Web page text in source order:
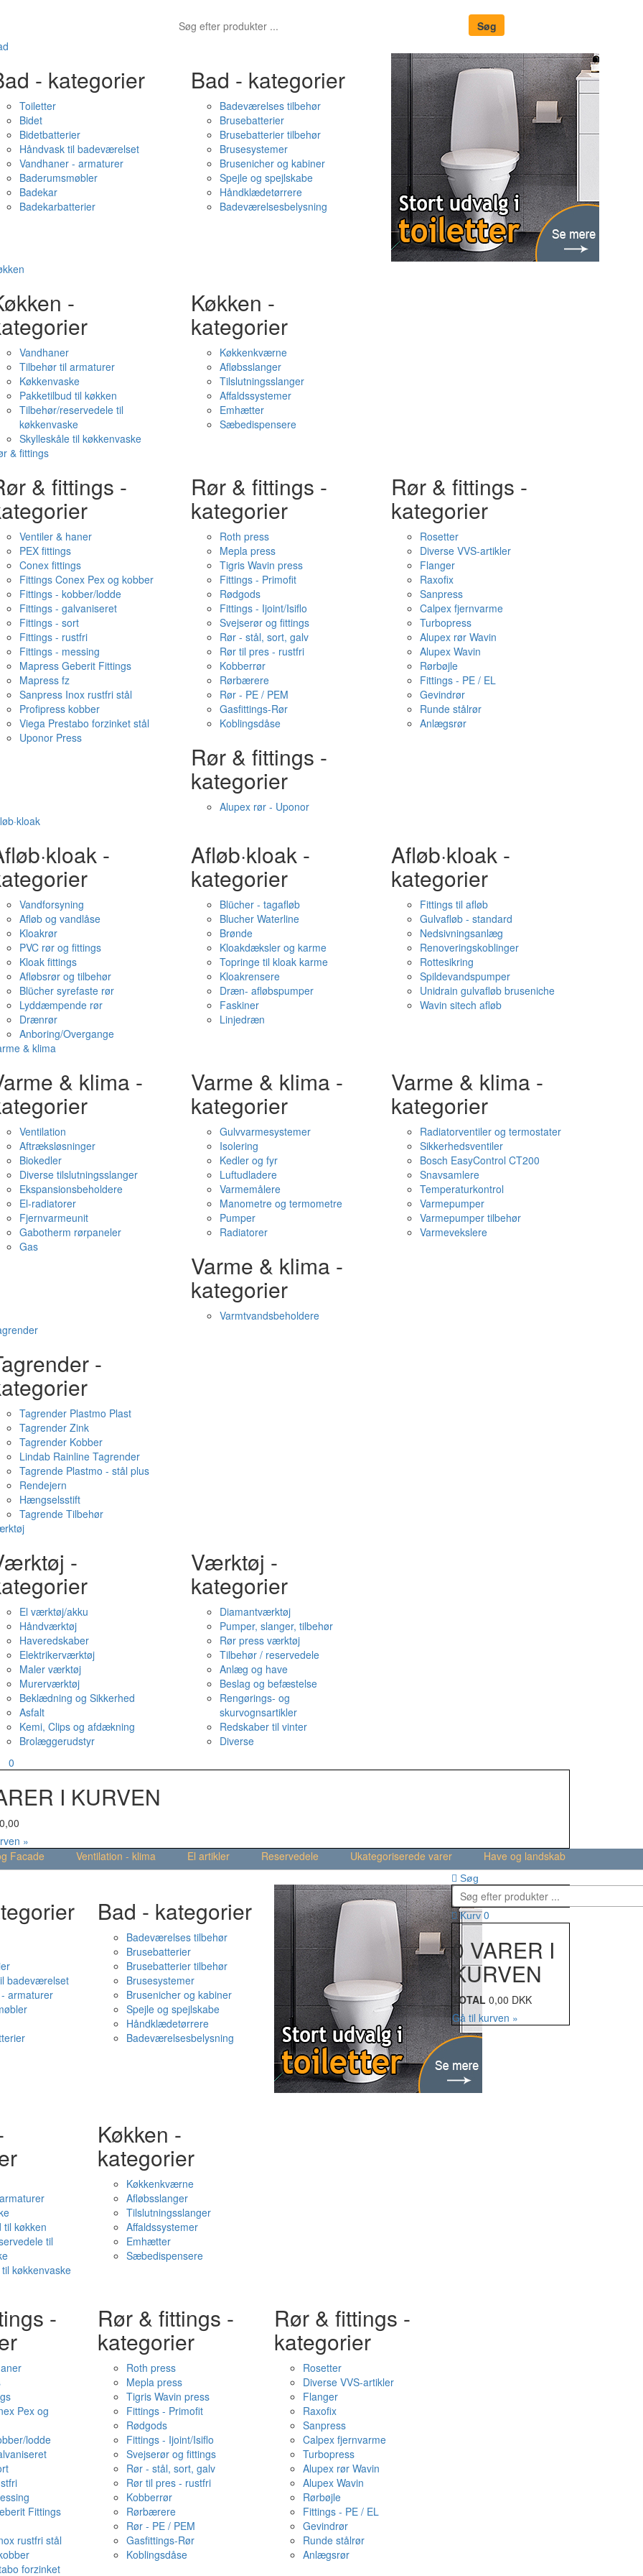
- kategorier
Toiletter
Bidet
Bidetbatterier
Håndvask til badeværelset
Vandhaner - armaturer
Baderumsmøbler
Badekar
Badekarbatterier
Bad - kategorier
Badeværelses tilbehør
Brusebatterier
Brusebatterier tilbehør
Brusesystemer
Brusenicher og kabiner
Spejle og spejlskabe
Håndklædetørrere
Badeværelsesbelysning
-
Vandhaner
Tilbehør til armaturer
Køkkenvaske
Pakketilbud til køkken
Tilbehør/reservedele til
køkkenvaske
Skylleskåle til køkkenvaske
Køkken -
kategorier
Køkkenkværne
Afløbsslanger
Tilslutningsslanger
Affaldssystemer
Emhætter
Sæbedispensere
& fittings
& fittings -
Ventiler & haner
PEX fittings
Conex fittings
Fittings Conex Pex og kobber
Fittings - kobber/lodde
Fittings - galvaniseret
Fittings - sort
Fittings - rustfri
Fittings - messing
Mapress Geberit Fittings
Mapress fz
Sanpress Inox rustfri stål
Profipress kobber
Viega Prestabo forzinket stål
Uponor Press
Rør & fittings -
kategorier
Roth press
Mepla press
Tigris Wavin press
Fittings - Primofit
Rødgods
Fittings - Ijoint/Isiflo
Svejserør og fittings
Rør - stål, sort, galv
Rør til pres - rustfri
Kobberrør
Rørbærere
Rør - PE / PEM
Gasfittings-Rør
Koblingsdåse
Rør & fittings -
kategorier
Rosetter
Diverse VVS-artikler
Flanger
Raxofix
Sanpress
Calpex fjernvarme
Turbopress
Alupex rør Wavin
Alupex Wavin
Rørbøjle
Fittings - PE / EL
Gevindrør
Runde stålrør
Anlægsrør
Rør & fittings -
kategorier
Alupex rør - Uponor
-
Vandforsyning
Afløb og vandlåse
Kloakrør
PVC rør og fittings
Kloak fittings
Afløbsrør og tilbehør
Blücher syrefaste rør
Lyddæmpende rør
Drænrør
Anboring/Overgange
Afløb·kloak -
kategorier
Blücher - tagafløb
Blucher Waterline
Brønde
Kloakdæksler og karme
Topringe til kloak karme
Kloakrensere
Dræn- afløbspumper
Faskiner
Linjedræn
Afløb·kloak -
kategorier
Fittings til afløb
Gulvafløb - standard
Nedsivningsanlæg
Renoveringskoblinger
Rottesikring
Spildevandspumper
Unidrain gulvafløb bruseniche
Wavin sitech afløb
& klima
& klima -
Ventilation
Aftræksløsninger
Biokedler
Diverse tilslutningsslanger
Ekspansionsbeholdere
El-radiatorer
Fjernvarmeunit
Gabotherm rørpaneler
Gas
Varme & klima -
kategorier
Gulvvarmesystemer
Isolering
Kedler og fyr
Luftudladere
Varmemålere
Manometre og termometre
Pumper
Radiatorer
Varme & klima -
kategorier
Radiatorventiler og termostater
Sikkerhedsventiler
Bosch EasyControl CT200
Snavsamlere
Temperaturkontrol
Varmepumper
Varmepumper tilbehør
Varmevekslere
Varme & klima -
kategorier
Varmtvandsbeholdere
-
Tagrender Plastmo Plast
Tagrender Zink
Tagrender Kobber
Lindab Rainline Tagrender
Tagrende Plastmo - stål plus
Rendejern
Hængselsstift
Tagrende Tilbehør
-
El værktøj/akku
Håndværktøj
Haveredskaber
Elektrikerværktøj
Maler værktøj
Murerværktøj
Beklædning og Sikkerhed
Asfalt
Kemi, Clips og afdækning
Brolæggerudstyr
Værktøj -
kategorier
Diamantværktøj
Pumper, slanger, tilbehør
Rør press værktøj
Tilbehør / reservedele
Anlæg og have
Beslag og befæstelse
Rengørings- og
skurvognsartikler
Redskaber til vinter
Diverse
0
I KURVEN
»
Facade
Ventilation - klima El artikler Reservedele Ukategoriserede varer Have og landskab
badeværelset
armaturer
Bad - kategorier
Badeværelses tilbehør
Brusebatterier
Brusebatterier tilbehør
Brusesystemer
Brusenicher og kabiner
Spejle og spejlskabe
Håndklædetørrere
Badeværelsesbelysning
til køkken
til
køkkenvaske
Køkken -
kategorier
Køkkenkværne
Afløbsslanger
Tilslutningsslanger
Affaldssystemer
Emhætter
Sæbedispensere
-
Pex og
lodde
Fittings
rustfri stål
forzinket
Rør & fittings -
kategorier
Roth press
Mepla press
Tigris Wavin press
Fittings - Primofit
Rødgods
Fittings - Ijoint/Isiflo
Svejserør og fittings
Rør - stål, sort, galv
Rør til pres - rustfri
Kobberrør
Rørbærere
Rør - PE / PEM
Gasfittings-Rør
Koblingsdåse
Rør & fittings -
kategorier
Rosetter
Diverse VVS-artikler
Flanger
Raxofix
Sanpress
Calpex fjernvarme
Turbopress
Alupex rør Wavin
Alupex Wavin
Rørbøjle
Fittings - PE / EL
Gevindrør
Runde stålrør
Anlægsrør
Søg
Kurv 0
0 VARER I
KURVEN
TOTAL 0,00 DKK
Gå til kurven »